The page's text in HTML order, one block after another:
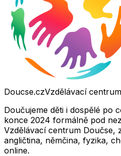
Doucse.czVzdělávací
Doučujeme děti i dospělé po
konce 2024 formálně pod
Vzdělávací centrum Doučse,
angličtina, němčina, fyzika,
online.